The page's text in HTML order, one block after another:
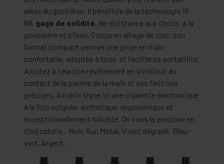
aléas du quotidien. Il bénéficie de la technologie IP
68, gage de solidité, de résistance aux chocs, à la
poussière et à l'eau. Conçu en alliage de zinc, son
format compact permet une prise en main
confortable, adaptée à tous, et facilite sa portabilité.
Ajoutez à cela son revêtement en similicuir au
contact de la paume de la main et ses finitions
précises, Innokin signe ici une cigarette électronique
à la fois soignée, esthétique, ergonomique et
exceptionnellement robuste. On vous la propose en
cinq coloris : Noir, Gun Métal, Violet dégradé, Bleu-
vert, Argent.